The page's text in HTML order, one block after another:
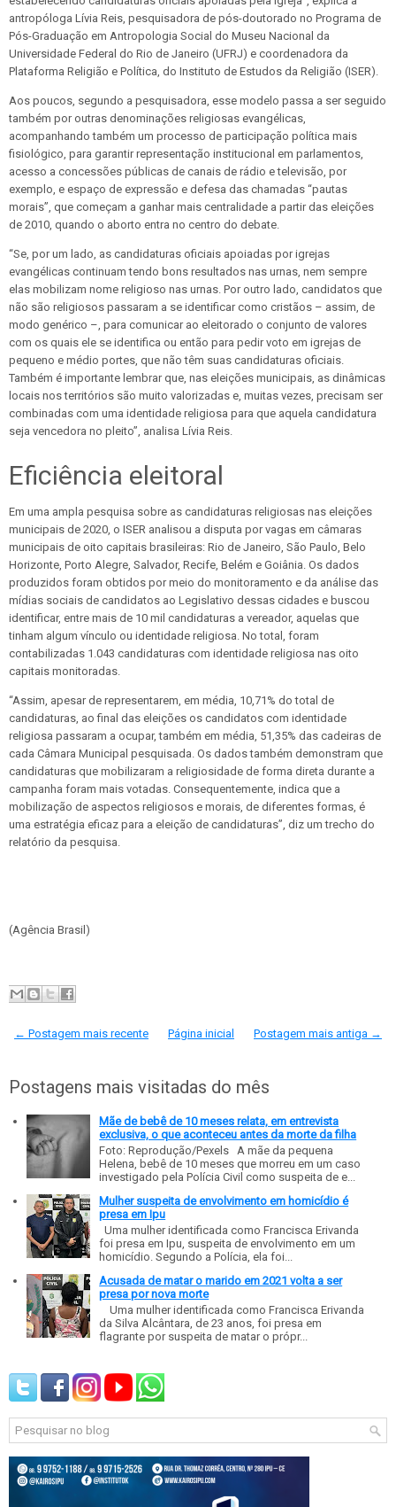
antropóloga Lívia Reis, pesquisadora de pós-doutorado no Programa de
Pós-Graduação em Antropologia Social do Museu Nacional da
Universidade Federal do Rio de Janeiro (UFRJ) e coordenadora da
Plataforma Religião e Política, do Instituto de Estudos da Religião (ISER).
Aos poucos, segundo a pesquisadora, esse modelo passa a ser seguido
também por outras denominações religiosas evangélicas,
acompanhando também um processo de participação política mais
fisiológico, para garantir representação institucional em parlamentos,
acesso a concessões públicas de canais de rádio e televisão, por
exemplo, e espaço de expressão e defesa das chamadas “pautas
morais”, que começam a ganhar mais centralidade a partir das eleições
de 2010, quando o aborto entra no centro do debate.
“Se, por um lado, as candidaturas oficiais apoiadas por igrejas
evangélicas continuam tendo bons resultados nas urnas, nem sempre
elas mobilizam nome religioso nas urnas. Por outro lado, candidatos que
não são religiosos passaram a se identificar como cristãos – assim, de
modo genérico –, para comunicar ao eleitorado o conjunto de valores
com os quais ele se identifica ou então para pedir voto em igrejas de
pequeno e médio portes, que não têm suas candidaturas oficiais.
Também é importante lembrar que, nas eleições municipais, as dinâmicas
locais nos territórios são muito valorizadas e, muitas vezes, precisam ser
combinadas com uma identidade religiosa para que aquela candidatura
seja vencedora no pleito”, analisa Lívia Reis.
Eficiência eleitoral
Em uma ampla pesquisa sobre as candidaturas religiosas nas eleições
municipais de 2020, o ISER analisou a disputa por vagas em câmaras
municipais de oito capitais brasileiras: Rio de Janeiro, São Paulo, Belo
Horizonte, Porto Alegre, Salvador, Recife, Belém e Goiânia. Os dados
produzidos foram obtidos por meio do monitoramento e da análise das
mídias sociais de candidatos ao Legislativo dessas cidades e buscou
identificar, entre mais de 10 mil candidaturas a vereador, aquelas que
tinham algum vínculo ou identidade religiosa. No total, foram
contabilizadas 1.043 candidaturas com identidade religiosa nas oito
capitais monitoradas.
“Assim, apesar de representarem, em média, 10,71% do total de
candidaturas, ao final das eleições os candidatos com identidade
religiosa passaram a ocupar, também em média, 51,35% das cadeiras de
cada Câmara Municipal pesquisada. Os dados também demonstram que
candidaturas que mobilizaram a religiosidade de forma direta durante a
campanha foram mais votadas. Consequentemente, indica que a
mobilização de aspectos religiosos e morais, de diferentes formas, é
uma estratégia eficaz para a eleição de candidaturas”, diz um trecho do
relatório da pesquisa.
(Agência Brasil)
← Postagem mais recente Postagem mais antiga →
Página inicial
Postagens mais visitadas do mês
Mãe de bebê de 10 meses relata, em entrevista
exclusiva, o que aconteceu antes da morte da filha
Foto: Reprodução/Pexels A mãe da pequena
Helena, bebê de 10 meses que morreu em um caso
investigado pela Polícia Civil como suspeita de e...
Mulher suspeita de envolvimento em homicídio é
presa em Ipu
Uma mulher identificada como Francisca Erivanda
foi presa em Ipu, suspeita de envolvimento em um
homicídio. Segundo a Polícia, ela foi...
Acusada de matar o marido em 2021 volta a ser
presa por nova morte
Uma mulher identificada como Francisca Erivanda
da Silva Alcântara, de 23 anos, foi presa em
flagrante por suspeita de matar o própr...